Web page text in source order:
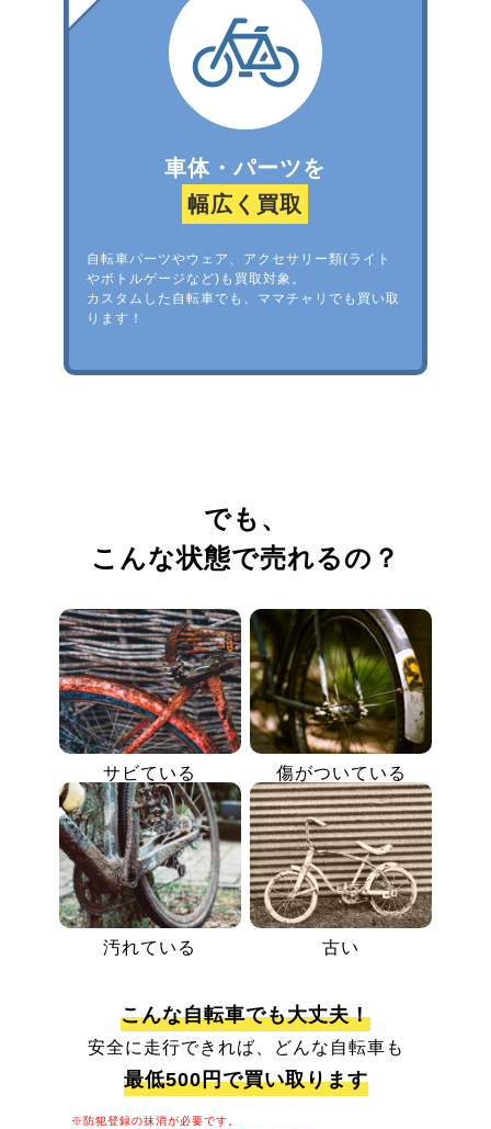
車体・パーツを
幅広く買取
自転車パーツやウェア、アクセサリー類(ライト
やボトルゲージなど)も買取対象。
カスタムした自転車でも、ママチャリでも買い取
ります！
でも、
こんな状態で売れるの？
サビている 傷がついている
汚れている 古い
こんな自転車でも大丈夫！
安全に走行できれば、どんな自転車も
最低500円で買い取ります
※防犯登録の抹消が必要です。